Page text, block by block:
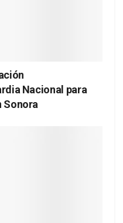
Nacional para
Sonora